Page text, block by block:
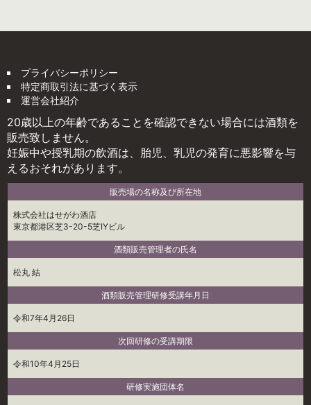
プライバシーポリシー
特定商取引法に基づく表示
運営会社紹介
20歳以上の年齢であることを確認できない場合には酒類を
販売致しません。
妊娠中や授乳期の飲酒は、胎児、乳児の発育に悪影響を与
えるおそれがあります。
販売場の名称及び所在地
株式会社はせがわ酒店
東京都港区芝3-20-5芝IYビル
酒類販売管理者の氏名
松丸 結
酒類販売管理研修受講年月日
令和7年4月26日
次回研修の受講期限
令和10年4月25日
研修実施団体名